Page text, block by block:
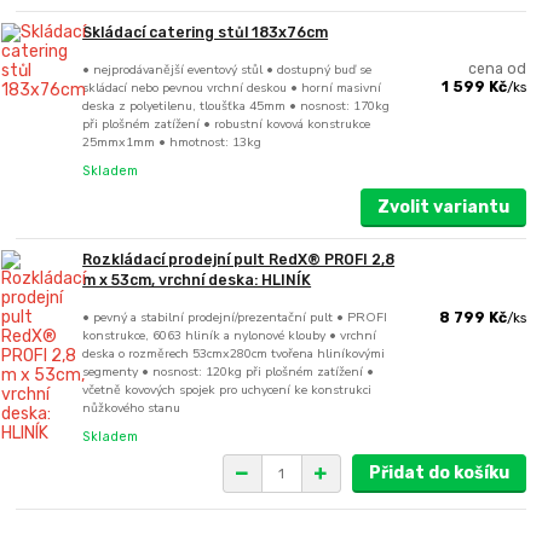
Skládací catering stůl 183x76cm
• nejprodávanější eventový stůl • dostupný buď se
skládací nebo pevnou vrchní deskou • horní masivní
deska z polyetilenu, tloušťka 45mm • nosnost: 170kg
při plošném zatížení • robustní kovová konstrukce
25mmx1mm • hmotnost: 13kg
cena od
1 599 Kč/ks
Skladem
Zvolit variantu
Rozkládací prodejní pult RedX® PROFI 2,8
m x 53cm, vrchní deska: HLINÍK
• pevný a stabilní prodejní/prezentační pult • PROFI
konstrukce, 6063 hliník a nylonové klouby • vrchní
deska o rozměrech 53cmx280cm tvořena hliníkovými
segmenty • nosnost: 120kg při plošném zatížení •
včetně kovových spojek pro uchycení ke konstrukci
nůžkového stanu
8 799 Kč/ks
Skladem
Přidat do košíku